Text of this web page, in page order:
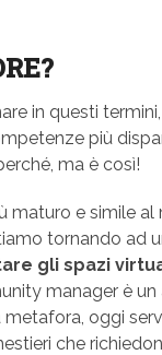
in questi
più
ma è così!
maturo e simile al
tornando ad
gli spazi
manager è
oggi
che